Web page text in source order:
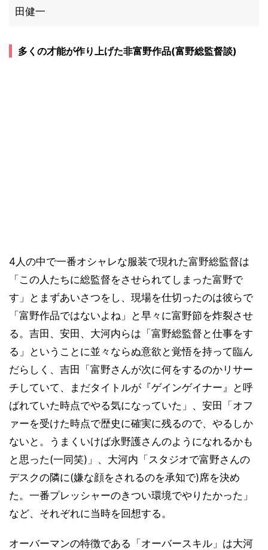
田健一
多くの才能が作り上げた非富野作品(富野総監督談)
4人の中で一番オシャレな服装で現れた富野総監督は
「この人たちに総監督をさせられてしまった富野で
す」とまずあいさつをし、現場を仕切ったのは彼らで
「富野作品ではないよね」と早々に富野節を炸裂させ
る。吉田、安田、大河内らは「富野総監督と仕事をす
る」ということに並々ならぬ意欲と覚悟を持って臨ん
だらしく、吉田「富野さんが次に何をするのかリサー
チしていて、まだタイトルが『ゲインゲイナー』と呼
ばれていた時点でやる気になっていた」、安田「オフ
ァーを受けた時点で歴史に確実に残るので、やるしか
ないと。うまくいけば永野護さんのようになれるかも
と思った(一同笑)」、大河内「スタジオで富野さんの
デスクの隣に(嫌な顔をされるのを承知で)席を決め
た。一番プレッシャーのきつい環境でやりたかった」
など、それぞれに当時を回想する。
オーバーマンの特徴である「オーバースキル」は大河